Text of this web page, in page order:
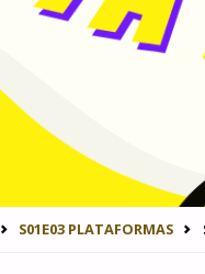
INICIOS01E03 PLATAFORMAS